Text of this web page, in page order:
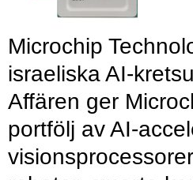
Microchip
israeliska AI-
Affären ger
portfölj av AI-